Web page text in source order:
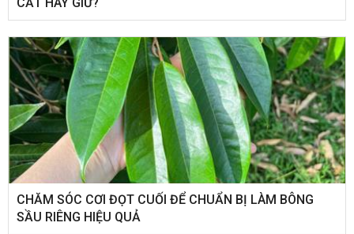
CHĂM SÓC CƠI ĐỌT CUỐI ĐỂ CHUẨN BỊ LÀM BÔNG
SẦU RIÊNG HIỆU QUẢ